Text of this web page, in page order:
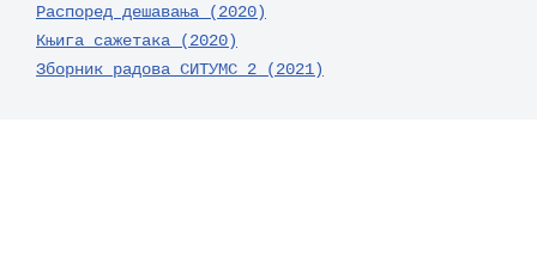
Распоред дешавања (2020)
Књига сажетака (2020)
Зборник радова СИТУМС 2 (2021)